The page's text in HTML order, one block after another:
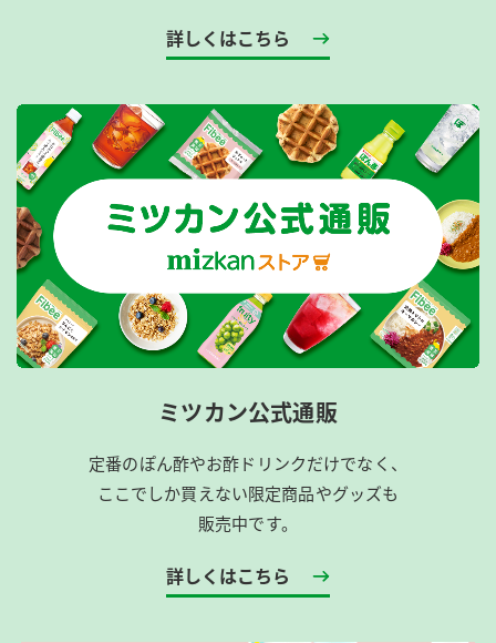
詳しくはこちら
ミツカン公式通販
定番のぽん酢やお酢ドリンクだけでなく、
ここでしか買えない限定商品やグッズも
販売中です。
詳しくはこちら